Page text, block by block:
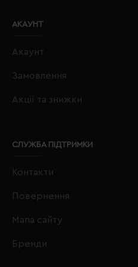
АКАУНТ
Акаунт
Замовлення
Акції та знижки
СЛУЖБА ПІДТРИМКИ
Контакти
Повернення
Мапа сайту
Бренди